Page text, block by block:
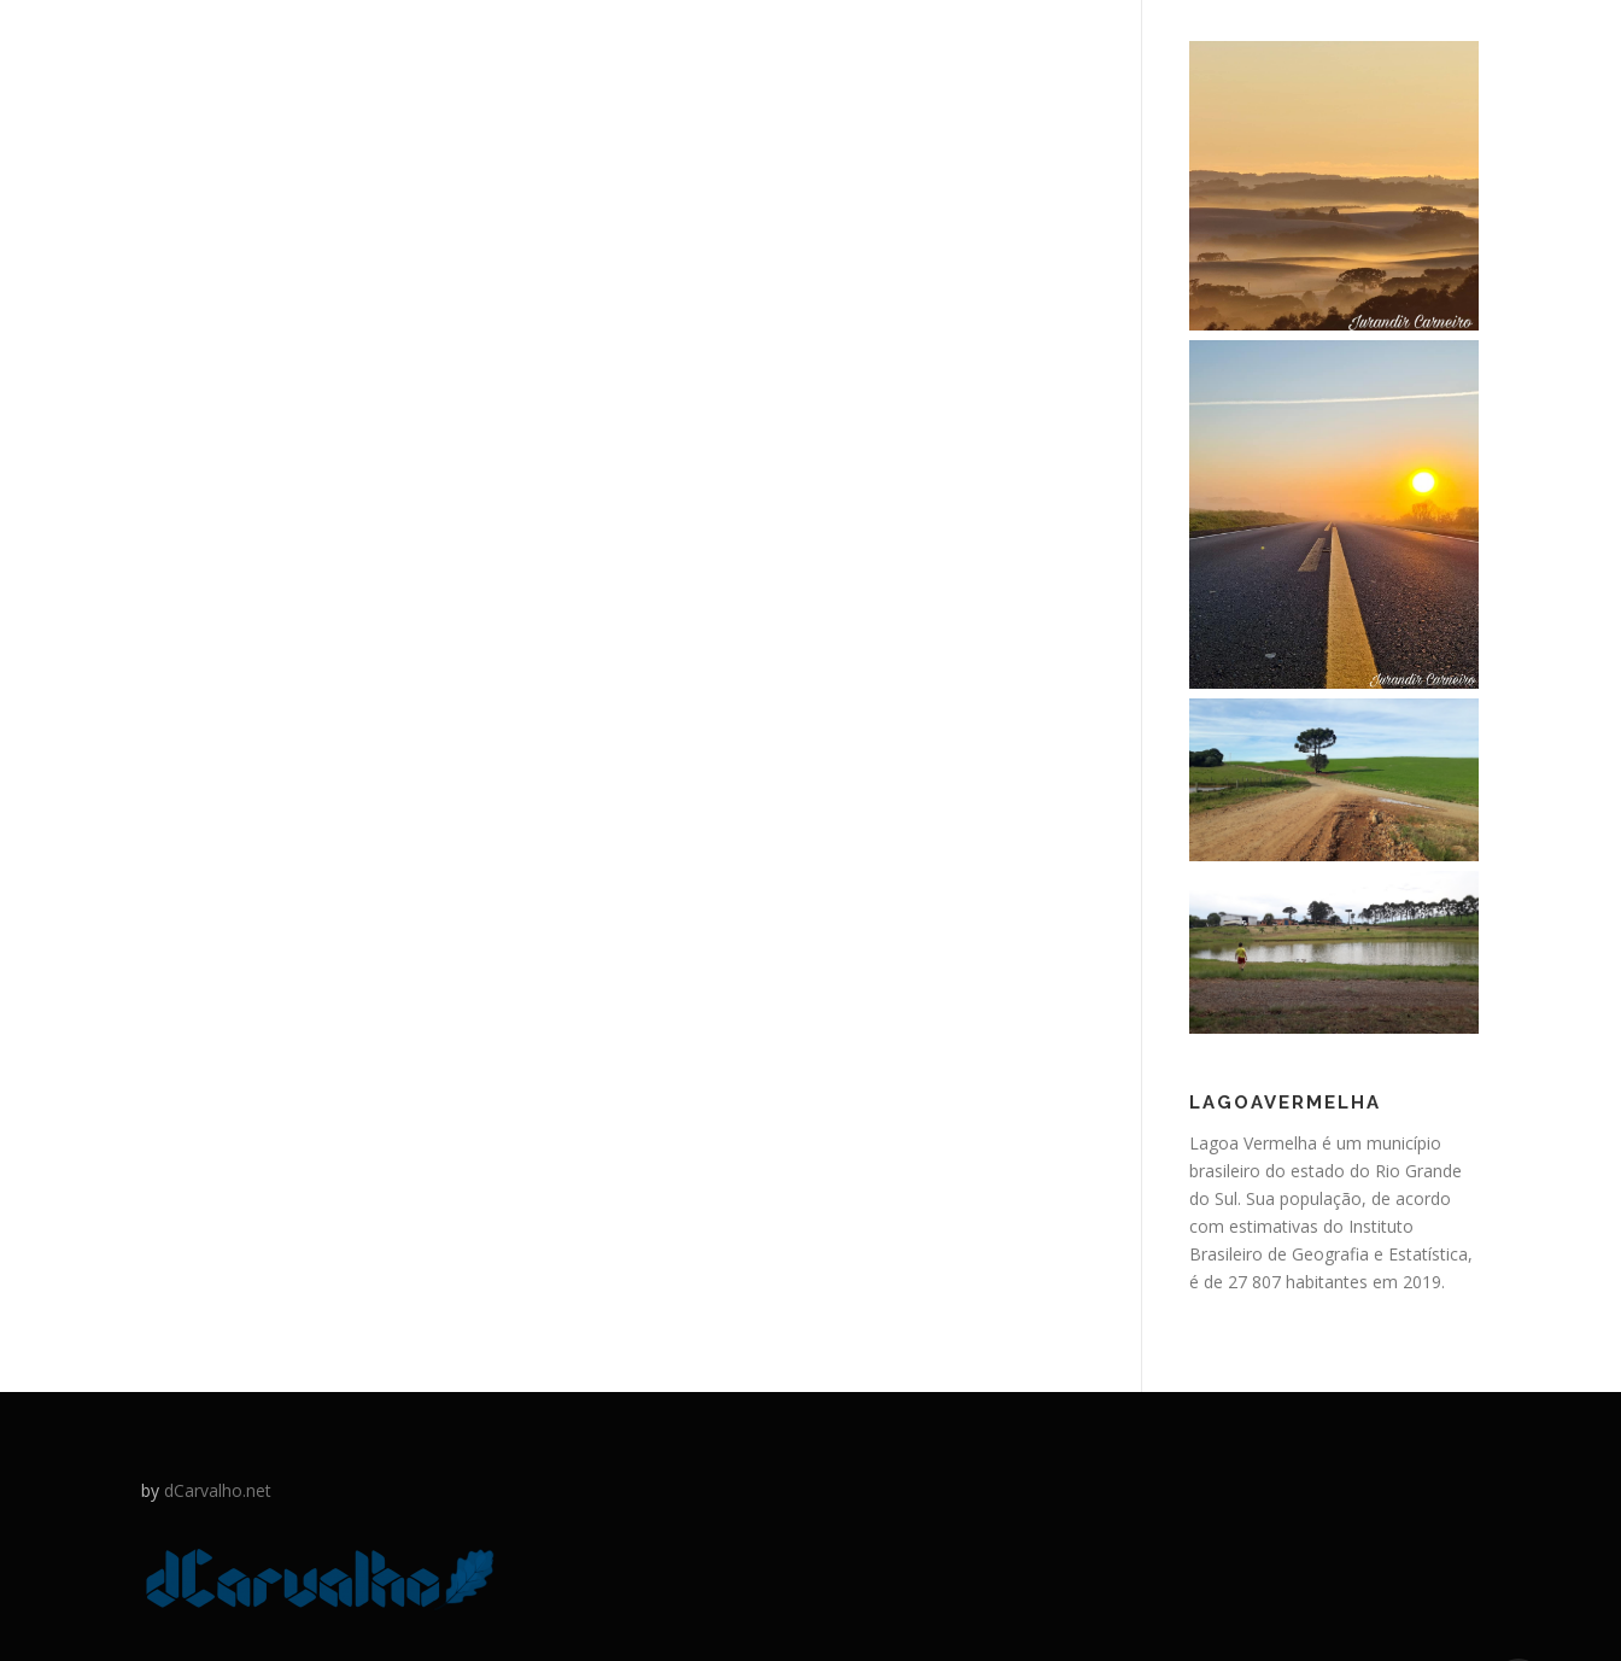
LAGOAVERMELHA
Lagoa Vermelha é um município
brasileiro do estado do Rio Grande
do Sul. Sua população, de acordo
com estimativas do Instituto
Brasileiro de Geografia e Estatística,
é de 27 807 habitantes em 2019.
by dCarvalho.net